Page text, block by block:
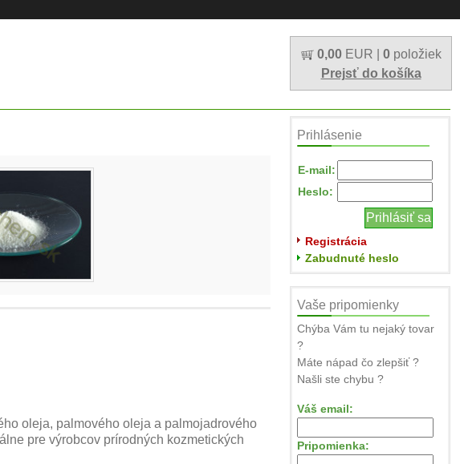
0,00 EUR | 0 položiek
Prejsť do košíka
oleja, palmového oleja a palmojadrového
pre výrobcov prírodných kozmetických
Prihlásenie
E-mail:
Heslo:
Registrácia
Zabudnuté heslo
Vaše pripomienky
Chýba Vám tu nejaký tovar
?
Máte nápad čo zlepšiť ?
Našli ste chybu ?
Váš email:
Pripomienka: